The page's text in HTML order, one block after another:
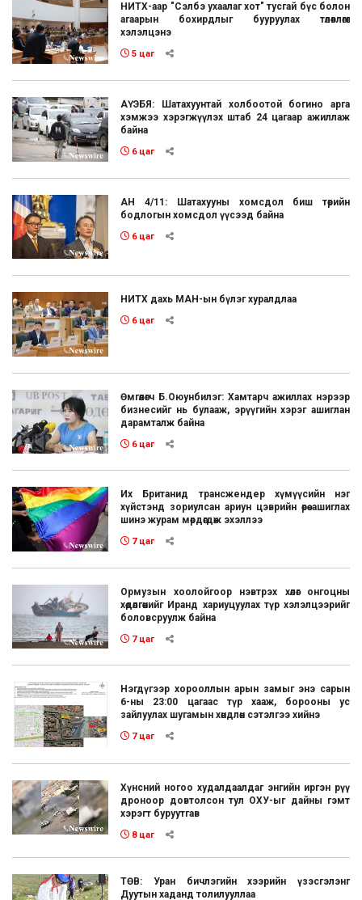
НИТХ-аар "Сэлбэ ухаалаг хот" тусгай бүс болон
агаарын бохирдлыг бууруулах төлөвлөгөөг
хэлэлцэнэ
5 цаг
АҮЭБЯ: Шатахуунтай холбоотой богино арга
хэмжээ хэрэгжүүлэх штаб 24 цагаар ажиллаж
байна
6 цаг
АН 4/11: Шатахууны хомсдол биш төрийн
бодлогын хомсдол үүсээд байна
6 цаг
НИТХ дахь МАН-ын бүлэг хуралдлаа
6 цаг
Өмгөөлөгч Б.Оюунбилэг: Хамтарч ажиллах нэрээр
бизнесийг нь булааж, эрүүгийн хэрэг ашиглан
дарамталж байна
6 цаг
Их Британид трансжендер хүмүүсийн нэг
хүйстэнд зориулсан ариун цэврийн өрөө ашиглах
шинэ журам мөрдөгдөж эхэллээ
7 цаг
Ормузын хоолойгоор нэвтрэх хөлөг онгоцны
хөдөлгөөнийг Иранд хариуцуулах түр хэлэлцээрийг
боловсруулж байна
7 цаг
Нэгдүгээр хорооллын арын замыг энэ сарын
6-ны 23:00 цагаас түр хааж, борооны ус
зайлуулах шугамын хөндлөн сэтэлгээ хийнэ
7 цаг
Хүнсний ногоо худалдаалдаг энгийн иргэн рүү
дроноор довтолсон тул ОХУ-ыг дайны гэмт
хэрэгт буруутгав
8 цаг
ТӨВ: Уран бичлэгийн хээрийн үзэсгэлэнг
Дуутын хаданд толилууллаа